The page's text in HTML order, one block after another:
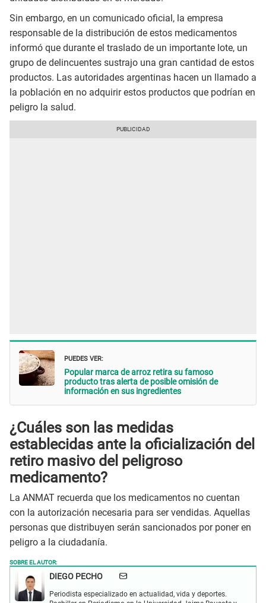
Sin embargo, en un comunicado oficial, la empresa
responsable de la distribución de estos medicamentos
informó que durante el traslado de un importante lote, un
grupo de delincuentes sustrajo una gran cantidad de estos
productos. Las autoridades argentinas hacen un llamado a
la población en no adquirir estos productos que podrían en
peligro la salud.
PUEDES VER:
Popular marca de arroz retira su famoso
producto tras alerta de posible omisión de
información en sus ingredientes
¿Cuáles son las medidas
establecidas ante la oficialización del
retiro masivo del peligroso
medicamento?
La ANMAT recuerda que los medicamentos no cuentan
con la autorización necesaria para ser vendidas. Aquellas
personas que distribuyen serán sancionados por poner en
peligro a la ciudadanía.
SOBRE EL AUTOR:
DIEGO PECHO
Periodista especializado en actualidad, vida y deportes.